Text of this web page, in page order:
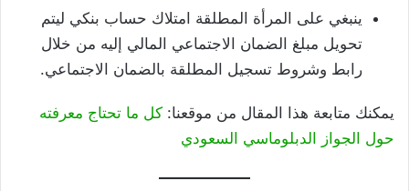
ينبغي على المرأة المطلقة امتلاك حساب بنكي ليتم
تحويل مبلغ الضمان الاجتماعي المالي إليه من خلال
رابط وشروط تسجيل المطلقة بالضمان الاجتماعي.
يمكنك متابعة هذا المقال من موقعنا: كل ما تحتاج معرفته
حول الجواز الدبلوماسي السعودي